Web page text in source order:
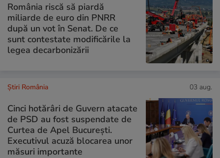
România riscă să piardă
miliarde de euro din PNRR
după un vot în Senat. De ce
sunt contestate modificările la
legea decarbonizării
Știri România 03 aug.
Cinci hotărâri de Guvern atacate
de PSD au fost suspendate de
Curtea de Apel București.
Executivul acuză blocarea unor
măsuri importante